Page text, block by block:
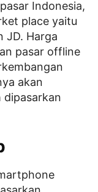
Indonesia,
place yaitu
JD. Harga
pasar offline
akan
dipasarkan